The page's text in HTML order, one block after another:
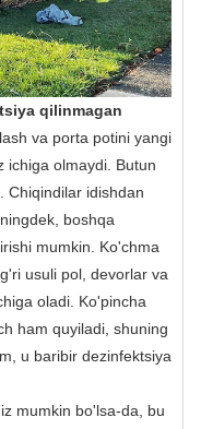
qilinmagan
va porta potini yangi
ichiga olmaydi. Butun
Chiqindilar idishdan
boshqa
mumkin. Ko'chma
usuli pol, devorlar va
oladi. Ko'pincha
ham quyiladi, shuning
u baribir dezinfektsiya
mumkin bo'lsa-da, bu